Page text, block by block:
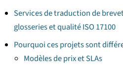
Services de traduction de
glosseries et qualité ISO 17100
Pourquoi ces projets sont
Modèles de prix et SLAs